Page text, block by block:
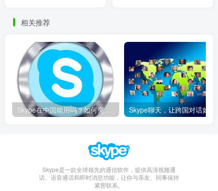
相关推荐
Skype在中国能用吗？如何突破限制畅享全球通话
Skype是一款全球领先的通信软件，提供高清视频通
话、语音通话和即时消息功能，让你与亲友、同事保持
紧密联系。